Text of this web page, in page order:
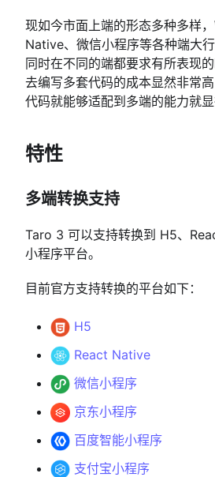
现如今市面上端的形态多种多样
Native、微信小程序等各种端大
同时在不同的端都要求有所表现
去编写多套代码的成本显然非常
代码就能够适配到多端的能力就显
特性
多端转换支持
Taro 3 可以支持转换到 H5、
小程序平台。
目前官方支持转换的平台如下：
H5
React Native
微信小程序
京东小程序
百度智能小程序
支付宝小程序